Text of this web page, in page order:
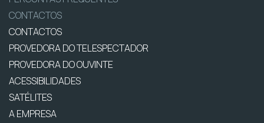
CONTACTOS
CONTACTOS
PROVEDORA DO TELESPECTADOR
PROVEDORA DO OUVINTE
ACESSIBILIDADES
SATÉLITES
A EMPRESA